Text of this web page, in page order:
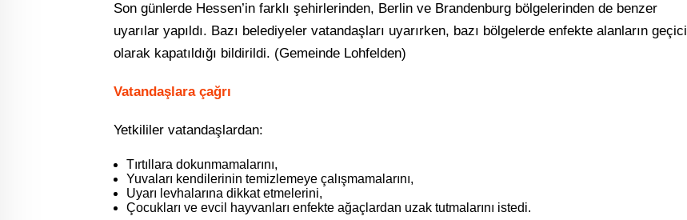
Son günlerde Hessen’in farklı şehirlerinden, Berlin ve Brandenburg bölgelerinden de benzer
uyarılar yapıldı. Bazı belediyeler vatandaşları uyarırken, bazı bölgelerde enfekte alanların geçici
olarak kapatıldığı bildirildi. (Gemeinde Lohfelden⁠)
Vatandaşlara çağrı
Yetkililer vatandaşlardan:
Tırtıllara dokunmamalarını,
Yuvaları kendilerinin temizlemeye çalışmamalarını,
Uyarı levhalarına dikkat etmelerini,
Çocukları ve evcil hayvanları enfekte ağaçlardan uzak tutmalarını istedi.